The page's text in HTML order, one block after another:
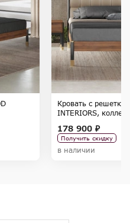
Кровать с
INTERIORS,
178 900 ₽
Получить скидку
в наличии